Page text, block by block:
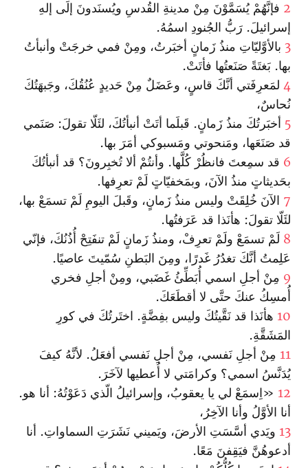
2 فإنَّهُمْ يُسَمَّوْنَ مِنْ مدينةِ القُدسِ ويُسنَدونَ إلَى إلهِ
إسرائيلَ. رَبُّ الجُنودِ اسمُهُ.
3 بالأوَّليّاتِ منذُ زَمانٍ أخبَرتُ، ومِنْ فمي خرجَتْ وأنبأتُ
بها. بَغتَةً صَنَعتُها فأتَتْ.
4 لمَعرِفَتي أنَّكَ قاسٍ، وعَضَلٌ مِنْ حَديدٍ عُنُقُكَ، وجَبهَتُكَ
نُحاسٌ،
5 أخبَرتُكَ منذُ زَمانٍ. قَبلَما أتَتْ أنبأتُكَ، لئَلّا تقولَ: صَنَمي
قد صَنَعَها، ومَنحوتي ومَسبوكي أمَرَ بها.
6 قد سمِعتَ فانظُرْ كُلَّها. وأنتُمْ ألا تُخبِرونَ؟ قد أنبأتُكَ
بحَديثاتٍ منذُ الآنَ، وبمَخفيّاتٍ لَمْ تعرِفها.
7 الآنَ خُلِقَتْ وليس منذُ زَمانٍ، وقَبلَ اليومِ لَمْ تسمَعْ بها،
لئَلّا تقولَ: هأنَذا قد عَرَفتُها.
8 لَمْ تسمَعْ ولَمْ تعرِفْ، ومنذُ زَمانٍ لَمْ تنفَتِحْ أُذُنُكَ، فإنّي
عَلِمتُ أنَّكَ تغدُرُ غَدرًا، ومِنَ البَطنِ سُمّيتَ عاصيًا.
9 مِنْ أجلِ اسمي أُبَطِّئُ غَضَبي، ومِنْ أجلِ فخري
أُمسِكُ عنكَ حتَّى لا أقطَعَكَ.
10 هأنَذا قد نَقَّيتُكَ وليس بفِضَّةٍ. اختَرتُكَ في كورِ
المَشَقَّةِ.
11 مِنْ أجلِ نَفسي، مِنْ أجلِ نَفسي أفعَلُ. لأنَّهُ كيفَ
يُدَنَّسُ اسمي؟ وكرامَتي لا أُعطيها لآخَرَ.
12 «اِسمَعْ لي يا يعقوبُ، وإسرائيلُ الّذي دَعَوْتُهُ: أنا هو.
أنا الأوَّلُ وأنا الآخِرُ،
13 ويَدي أسَّسَتِ الأرضَ، ويَميني نَشَرَتِ السماواتِ. أنا
أدعوهُنَّ فيَقِفنَ مَعًا.